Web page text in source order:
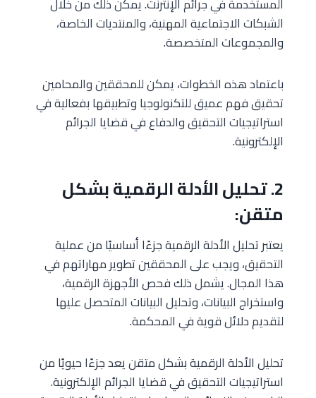
المستخدمة في جرائم الإنترنت. يمكن ذلك من خلال
الشبكات الاجتماعية المهنية، والمنتديات الخاصة،
والمجموعات المتخصصة.
باعتماد هذه الخطوات، يمكن للمحققين والمحامين
تحقيق فهم عميق للتكنولوجيا وتطبيقها بفعالية في
استراتيجيات التحقيق والدفاع في قضايا الجرائم
الإلكترونية.
2. تحليل الأدلة الرقمية بشكل
متقن:
يعتبر تحليل الأدلة الرقمية جزءًا أساسيًا من عملية
التحقيق، ويجب على المحققين تطوير مهاراتهم في
هذا المجال. يشمل ذلك فحص الأجهزة الرقمية،
واستخراج البيانات، وتحليل البيانات المتحصل عليها
لتقديم دلائل قوية في المحكمة.
تحليل الأدلة الرقمية بشكل متقن يعد جزءًا حيويًا من
استراتيجيات التحقيق في قضايا الجرائم الإلكترونية.